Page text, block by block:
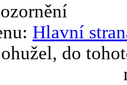
Hlavní
do